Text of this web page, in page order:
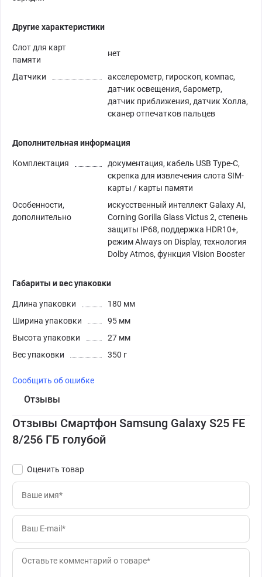
Другие характеристики
Слот для карт
памяти
нет
Датчики
акселерометр, гироскоп, компас,
датчик освещения, барометр,
датчик приближения, датчик Холла,
сканер отпечатков пальцев
Дополнительная информация
Комплектация
документация, кабель USB Type-C,
скрепка для извлечения слота SIM-
карты / карты памяти
Особенности,
дополнительно
искусственный интеллект Galaxy AI,
Corning Gorilla Glass Victus 2, степень
защиты IP68, поддержка HDR10+,
режим Always on Display, технология
Dolby Atmos, функция Vision Booster
Габариты и вес упаковки
Длина упаковки
180 мм
Ширина упаковки
95 мм
Высота упаковки
27 мм
Вес упаковки
350 г
Сообщить об ошибке
Отзывы
Отзывы Смартфон Samsung Galaxy S25 FE
8/256 ГБ голубой
Оценить товар